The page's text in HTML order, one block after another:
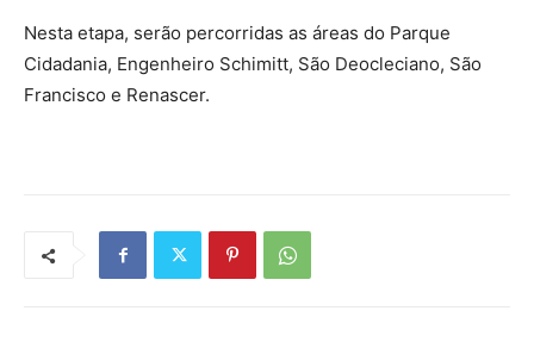
Nesta etapa, serão percorridas as áreas do Parque
Cidadania, Engenheiro Schimitt, São Deocleciano, São
Francisco e Renascer.